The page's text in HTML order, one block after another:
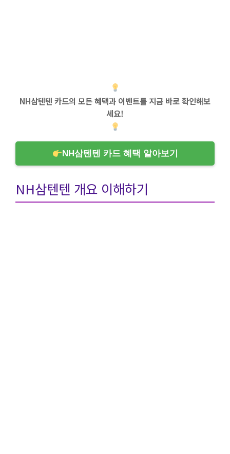
NH삼텐텐 카드의 모든 혜택과 이벤트를 지금 바로 확인해보
세요!
NH삼텐텐 카드 혜택 알아보기
NH삼텐텐 개요 이해하기